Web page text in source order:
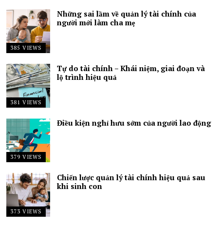
385 VIEWS
Những sai lầm về quản lý tài chính của
người mới làm cha mẹ
381 VIEWS
Tự do tài chính – Khái niệm, giai đoạn và
lộ trình hiệu quả
379 VIEWS
Điều kiện nghỉ hưu sớm của người lao động
373 VIEWS
Chiến lược quản lý tài chính hiệu quả sau
khi sinh con